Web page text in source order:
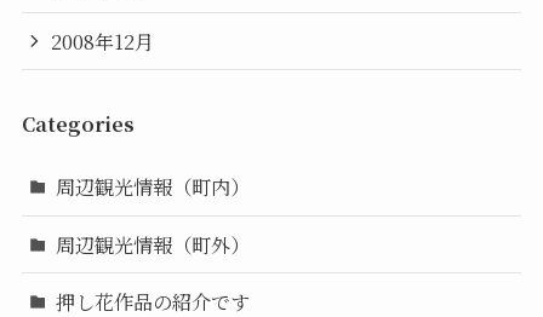
2008年12月
Categories
周辺観光情報（町内）
周辺観光情報（町外）
押し花作品の紹介です